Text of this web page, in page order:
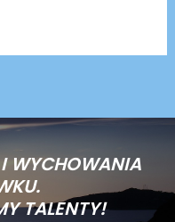
I WYCHOWANIA
TALENTY!